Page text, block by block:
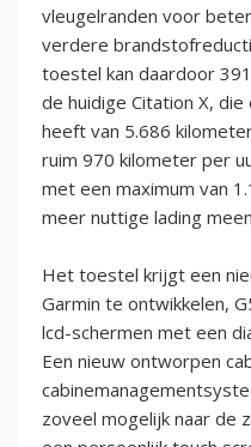
vleugelranden voor
verdere
toestel kan daardoor
de huidige Citation X,
heeft van 5.686
ruim 970 kilometer per
met een maximum van
meer nuttige lading
Het toestel krijgt een
Garmin te ontwikkelen,
lcd-schermen met een
Een nieuw ontworpen
zoveel mogelijk naar de